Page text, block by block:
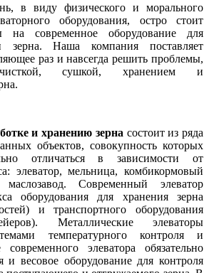
в виду физического и морального
оборудования, остро стоит
на современное оборудование для
Наша компания поставляет
раз и навсегда решить проблемы,
сушкой, хранением и
и хранению зерна состоит из ряда
объектов, совокупность которых
отличаться в зависимости от
элеватор, мельница, комбикормовый
маслозавод. Современный элеватор
оборудования для хранения зерна
и транспортного оборудования
Металлические элеваторы
температурного контроля и
элеватора обязательно
и весовое оборудование для контроля